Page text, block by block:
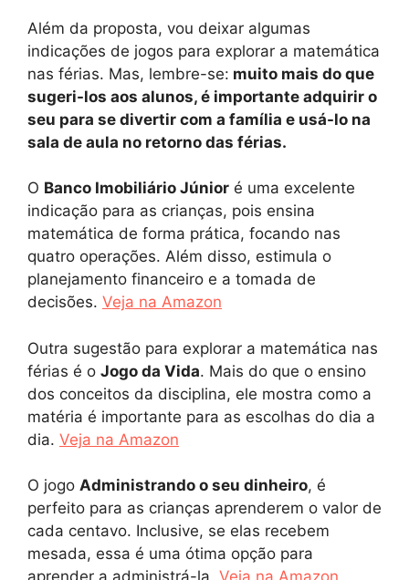
Além da proposta, vou deixar algumas
indicações de jogos para explorar a matemática
nas férias. Mas, lembre-se: muito mais do que
sugeri-los aos alunos, é importante adquirir o
seu para se divertir com a família e usá-lo na
sala de aula no retorno das férias.
O Banco Imobiliário Júnior é uma excelente
indicação para as crianças, pois ensina
matemática de forma prática, focando nas
quatro operações. Além disso, estimula o
planejamento financeiro e a tomada de
decisões. Veja na Amazon
Outra sugestão para explorar a matemática nas
férias é o Jogo da Vida. Mais do que o ensino
dos conceitos da disciplina, ele mostra como a
matéria é importante para as escolhas do dia a
dia. Veja na Amazon
O jogo Administrando o seu dinheiro, é
perfeito para as crianças aprenderem o valor de
cada centavo. Inclusive, se elas recebem
mesada, essa é uma ótima opção para